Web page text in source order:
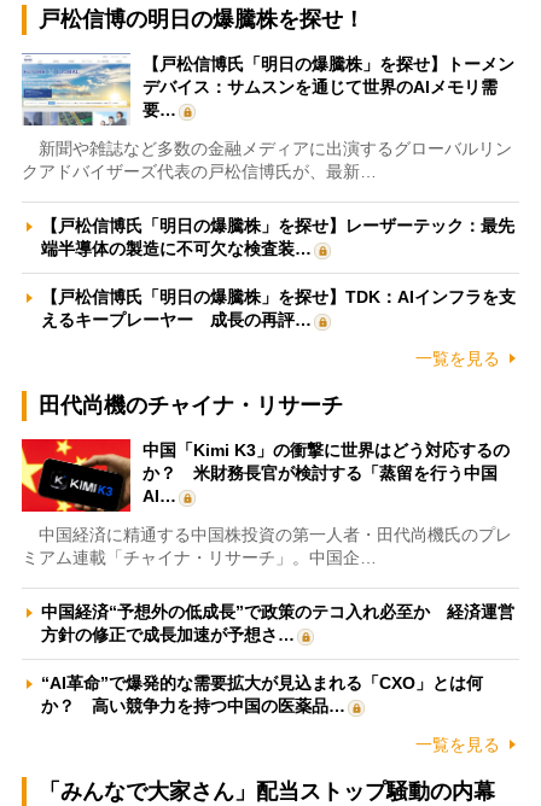
戸松信博の明日の爆騰株を探せ！
【戸松信博氏「明日の爆騰株」を探せ】トーメン
デバイス：サムスンを通じて世界のAIメモリ需
要…
新聞や雑誌など多数の金融メディアに出演するグローバルリン
クアドバイザーズ代表の戸松信博氏が、最新…
【戸松信博氏「明日の爆騰株」を探せ】レーザーテック：最先
端半導体の製造に不可欠な検査装…
【戸松信博氏「明日の爆騰株」を探せ】TDK：AIインフラを支
えるキープレーヤー 成長の再評…
一覧を見る
田代尚機のチャイナ・リサーチ
中国「Kimi K3」の衝撃に世界はどう対応するの
か？ 米財務長官が検討する「蒸留を行う中国
AI…
中国経済に精通する中国株投資の第一人者・田代尚機氏のプレ
ミアム連載「チャイナ・リサーチ」。中国企…
中国経済“予想外の低成長”で政策のテコ入れ必至か 経済運営
方針の修正で成長加速が予想さ…
“AI革命”で爆発的な需要拡大が見込まれる「CXO」とは何
か？ 高い競争力を持つ中国の医薬品…
一覧を見る
「みんなで大家さん」配当ストップ騒動の内幕